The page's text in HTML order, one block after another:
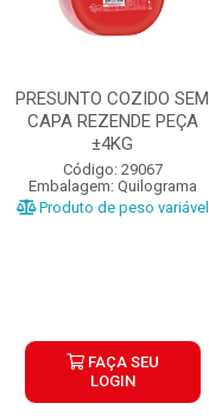
PRESUNTO COZIDO SEM
CAPA REZENDE PEÇA
±4KG
Código: 29067
Embalagem: Quilograma
Produto de peso variável
FAÇA SEU
LOGIN